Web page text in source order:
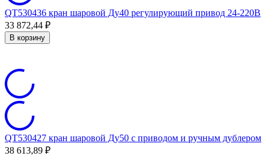
QT530436 кран шаровой Ду40 регулирующий привод 24-220В
33 872,44 ₽
В корзину
QT530427 кран шаровой Ду50 с приводом и ручным дублером
38 613,89 ₽